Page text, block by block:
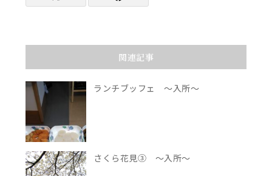
関連記事
ランチブッフェ ～入所～
さくら花見③ ～入所～